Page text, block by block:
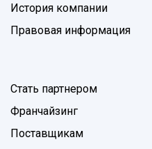
История компании
Правовая информация
Стать партнером
Франчайзинг
Поставщикам